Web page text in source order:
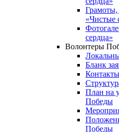
«Чистые
сердца»
Волонтеры
Бланк
План на
Победы
Победы